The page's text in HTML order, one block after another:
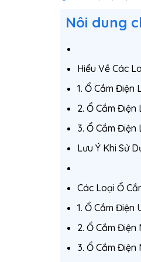
Nôi dung
Hiểu Về Các
1. Ổ Cắm Điện
2. Ổ Cắm Điện
3. Ổ Cắm Điện
Lưu Ý Khi Sử
Các Loại Ổ
1. Ổ Cắm Điện
2. Ổ Cắm Điện
3. Ổ Cắm Điện